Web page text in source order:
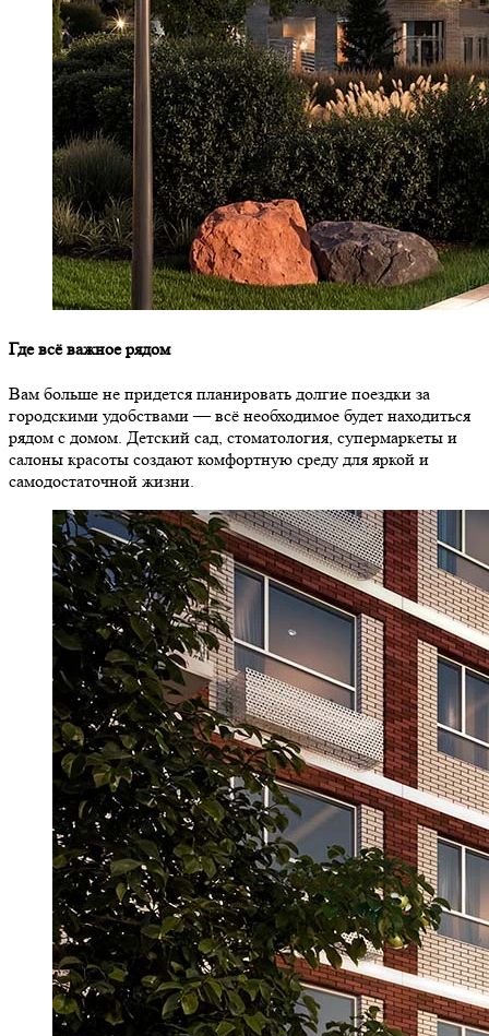
Где всё важное рядом
Вам больше не придется планировать долгие поездки за
городскими удобствами — всё необходимое будет находиться
рядом с домом. Детский сад, стоматология, супермаркеты и
салоны красоты создают комфортную среду для яркой и
самодостаточной жизни.